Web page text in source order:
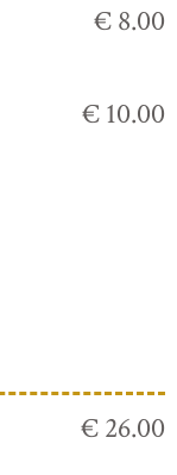
€ 8.00
€ 10.00
€ 26.00